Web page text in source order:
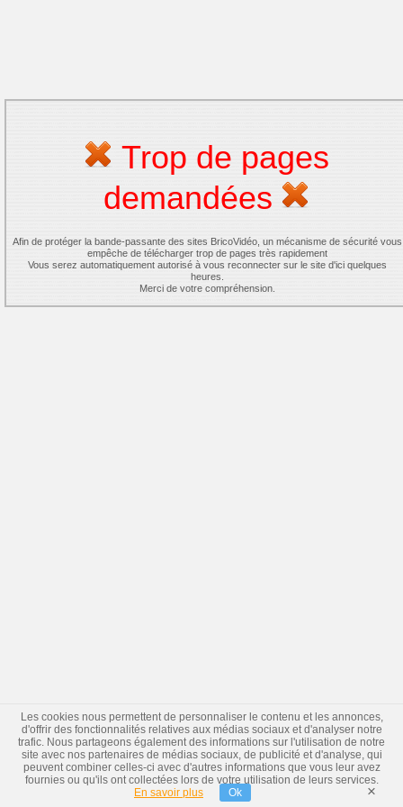
Trop de pages
demandées
Afin de protéger la bande-passante des sites BricoVidéo, un mécanisme de sécurité vous
empêche de télécharger trop de pages très rapidement
Vous serez automatiquement autorisé à vous reconnecter sur le site d'ici quelques
heures.
Merci de votre compréhension.
Les cookies nous permettent de personnaliser le contenu et les annonces,
d'offrir des fonctionnalités relatives aux médias sociaux et d'analyser notre
trafic. Nous partageons également des informations sur l'utilisation de notre
site avec nos partenaires de médias sociaux, de publicité et d'analyse, qui
peuvent combiner celles-ci avec d'autres informations que vous leur avez
fournies ou qu'ils ont collectées lors de votre utilisation de leurs services.
En savoir plus
Ok ×